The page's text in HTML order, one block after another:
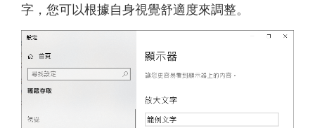
字，您可以根據自身視覺舒適度來調整。